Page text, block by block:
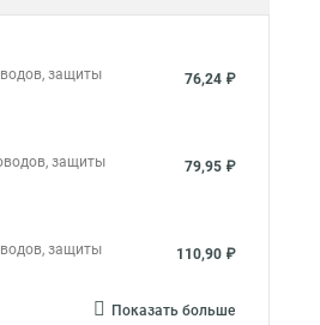
защиты
76,24 ₽
защиты
79,95 ₽
защиты
110,90 ₽
Показать больше